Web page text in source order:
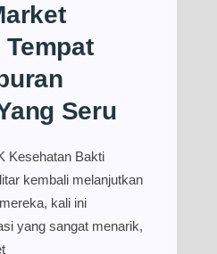
Seru
Kesehatan Bakti
kembali melanjutkan
kali ini
yang sangat menarik,